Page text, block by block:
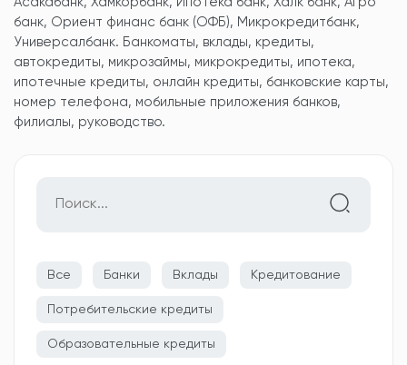
банк, Ориент финанс банк (ОФБ), Микрокредитбанк,
Универсалбанк. Банкоматы, вклады, кредиты,
автокредиты, микрозаймы, микрокредиты, ипотека,
ипотечные кредиты, онлайн кредиты, банковские карты,
номер телефона, мобильные приложения банков,
филиалы, руководство.
Все Банки Вклады Кредитование
Потребительские кредиты
Образовательные кредиты